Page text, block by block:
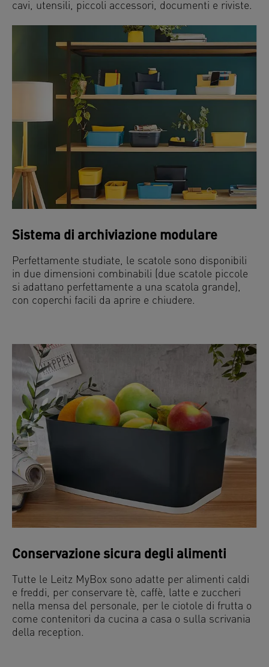
cavi, utensili, piccoli accessori, documenti e riviste.
Sistema di archiviazione modulare
Perfettamente studiate, le scatole sono disponibili
in due dimensioni combinabili (due scatole piccole
si adattano perfettamente a una scatola grande),
con coperchi facili da aprire e chiudere.
Conservazione sicura degli alimenti
Tutte le Leitz MyBox sono adatte per alimenti caldi
e freddi, per conservare tè, caffè, latte e zuccheri
nella mensa del personale, per le ciotole di frutta o
come contenitori da cucina a casa o sulla scrivania
della reception.